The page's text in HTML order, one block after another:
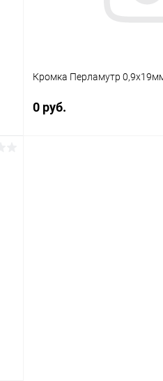
Кромка Перламутр
0 руб.